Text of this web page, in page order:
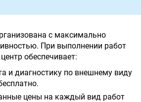
с максимально
При выполнении работ
обеспечивает:
и диагностику по внешнему виду
цены на каждый вид работ